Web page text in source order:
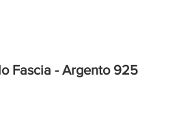
Fascia - Argento 925